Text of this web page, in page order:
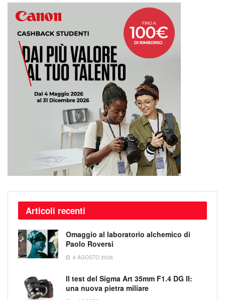
Articoli recenti
Omaggio al laboratorio alchemico di
Paolo Roversi
6 AGOSTO 2026
Il test del Sigma Art 35mm F1.4 DG II:
una nuova pietra miliare